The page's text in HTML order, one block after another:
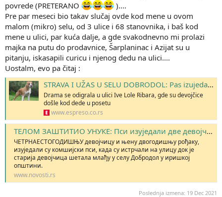
povrede (PRETERANO
)....
Pre par meseci bio takav slučaj ovde kod mene u ovom
malom (mikro) selu, od 3 ulice i 68 stanovnika, i baš kod
mene u ulici, par kuća dalje, a gde svakodnevno mi prolazi
majka na putu do prodavnice, Šarplaninac i Azijat su u
pitanju, iskasapili curicu i njenog dedu na ulici....
Uostalm, evo pa čitaj :
STRAVA I UŽAS U SELU DOBRODOL: Pas izujedao 2 devojčice, DEKA HEROJ ih BRANIO TELOM
Drama se odigrala u ulici Ive Lole Ribara, gde su devojčice
došle kod dede u posetu
www.espreso.co.rs
ТЕЛОМ ЗАШТИТИО УНУКЕ: Пси изуједали две девојчице и њиховог деду у селу Добродол у иришкој општини
ЧЕТРНАЕСТОГОДИШЊУ девојчицу и њену двогодишњу рођаку,
изуједали су комшијски пси, када су истрчали на улицу док је
старија девојчица шетала млађу у селу Добродол у иришкој
општини.
www.novosti.rs
Poslednja izmena: 19 Dec 2021